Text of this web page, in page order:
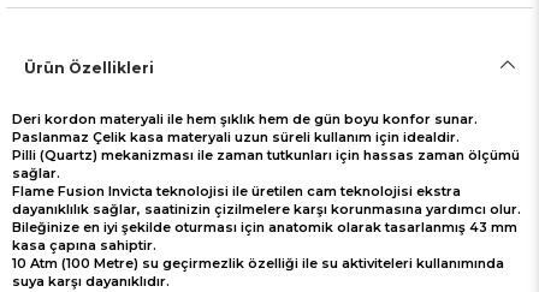
Ürün Özellikleri
Deri kordon materyali ile hem şıklık hem de gün boyu konfor sunar.
Paslanmaz Çelik kasa materyali uzun süreli kullanım için idealdir.
Pilli (Quartz) mekanizması ile zaman tutkunları için hassas zaman ölçümü
sağlar.
Flame Fusion Invicta teknolojisi ile üretilen cam teknolojisi ekstra
dayanıklılık sağlar, saatinizin çizilmelere karşı korunmasına yardımcı olur.
Bileğinize en iyi şekilde oturması için anatomik olarak tasarlanmış 43 mm
kasa çapına sahiptir.
10 Atm (100 Metre) su geçirmezlik özelliği ile su aktiviteleri kullanımında
suya karşı dayanıklıdır.